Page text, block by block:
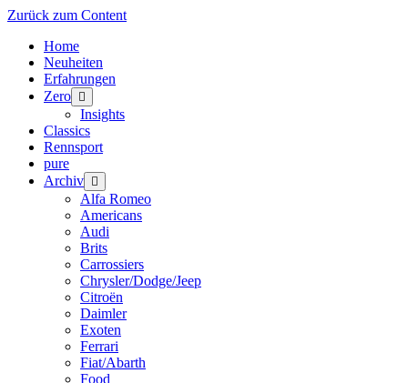
Zurück zum Content
Home
Neuheiten
Erfahrungen
Zero Menü
öffnen
Insights
Classics
Rennsport
pure
Archiv Menü
öffnen
Alfa Romeo
Americans
Audi
Brits
Carrossiers
Chrysler/Dodge/Jeep
Citroën
Daimler
Exoten
Ferrari
Fiat/Abarth
Food